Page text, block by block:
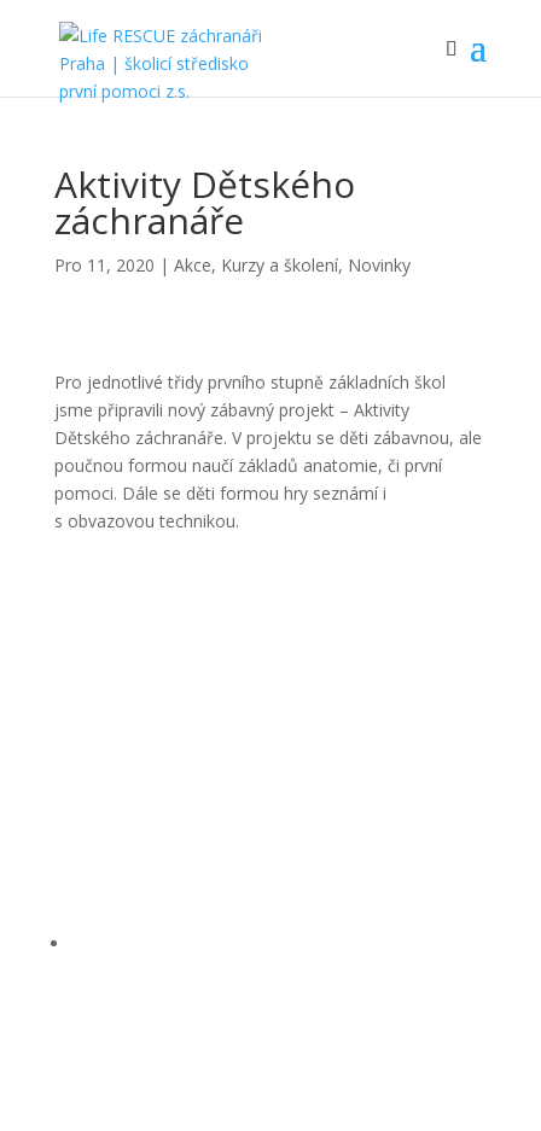
Aktivity Dětského
záchranáře
Pro 11, 2020 | Akce, Kurzy a školení, Novinky
Pro jednotlivé třidy prvního stupně základních škol
jsme připravili nový zábavný projekt – Aktivity
Dětského záchranáře. V projektu se děti zábavnou, ale
poučnou formou naučí základů anatomie, či první
pomoci. Dále se děti formou hry seznámí i
s obvazovou technikou.